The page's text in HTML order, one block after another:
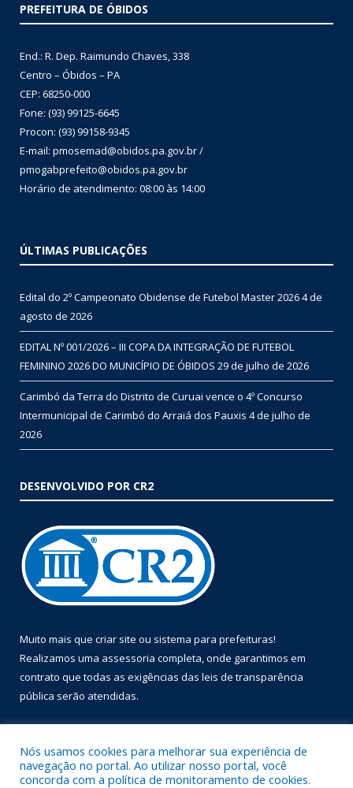
PREFEITURA DE ÓBIDOS
End.: R. Dep. Raimundo Chaves, 338
Centro – Óbidos – PA
CEP: 68250-000
Fone: (93) 99125-6645
Procon: (93) 99158-9345
E-mail: pmosemad@obidos.pa.gov.br /
pmogabprefeito@obidos.pa.gov.br
Horário de atendimento: 08:00 às 14:00
ÚLTIMAS PUBLICAÇÕES
Edital do 2º Campeonato Obidense de Futebol Master 20264 de
agosto de 2026
EDITAL Nº 001/2026 – III COPA DA INTEGRAÇÃO DE FUTEBOL
FEMININO 2026 DO MUNICÍPIO DE ÓBIDOS 29 de julho de 2026
Carimbó da Terra do Distrito de Curuai vence o 4º Concurso
Intermunicipal de Carimbó do Arraiá dos Pauxis 4 de julho de
2026
DESENVOLVIDO POR CR2
Muito mais que criar site ou sistema para prefeituras!
Realizamos uma assessoria completa, onde garantimos em
contrato que todas as exigências das leis de transparência
pública serão atendidas.
Nós usamos cookies para melhorar sua experiência de
navegação no portal. Ao utilizar nosso portal, você
concorda com a política de monitoramento de cookies.